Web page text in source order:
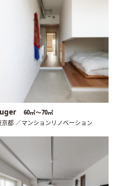
60㎡〜70㎡
京都 ／マンションリノベーション